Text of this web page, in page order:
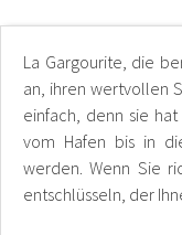
La Gargourite, die
an, ihren wertvollen
einfach, denn sie
vom Hafen bis in
werden. Wenn Sie
entschlüsseln, der